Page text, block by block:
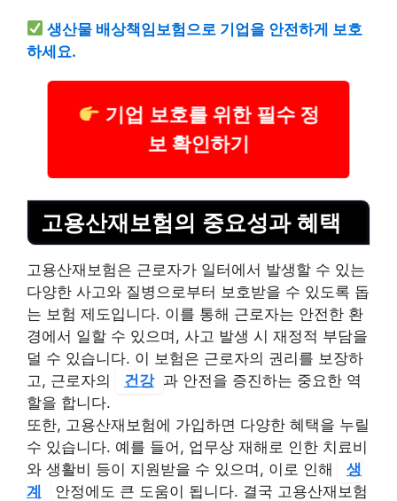
생산물 배상책임보험으로 기업을 안전하게 보호
하세요.
기업 보호를 위한 필수 정
보 확인하기
고용산재보험의 중요성과 혜택
고용산재보험은 근로자가 일터에서 발생할 수 있는
다양한 사고와 질병으로부터 보호받을 수 있도록 돕
는 보험 제도입니다. 이를 통해 근로자는 안전한 환
경에서 일할 수 있으며, 사고 발생 시 재정적 부담을
덜 수 있습니다. 이 보험은 근로자의 권리를 보장하
고, 근로자의
건강 과 안전을 증진하는 중요한 역
할을 합니다.
또한, 고용산재보험에 가입하면 다양한 혜택을 누릴
수 있습니다. 예를 들어, 업무상 재해로 인한 치료비
와 생활비 등이 지원받을 수 있으며, 이로 인해
생
계
안정에도 큰 도움이 됩니다. 결국 고용산재보험